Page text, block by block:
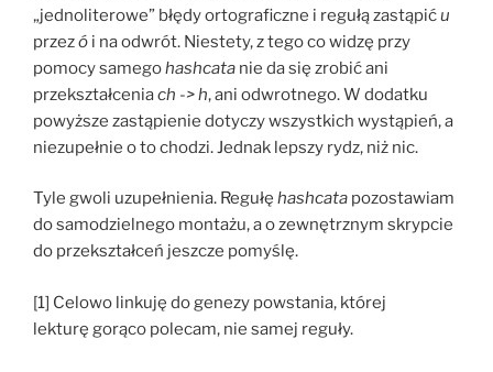
„jednoliterowe” błędy ortograficzne i regułą zastąpiću
przezó i na odwrót. Niestety, z tego co widzę przy
pomocy samegohashcata nie da się zrobić ani
przekształceniach -> h, ani odwrotnego. W dodatku
powyższe zastąpienie dotyczy wszystkich wystąpień, a
niezupełnie o to chodzi. Jednak lepszy rydz, niż nic.
Tyle gwoli uzupełnienia. Regułę hashcata pozostawiam
do samodzielnego montażu, a o zewnętrznym skrypcie
do przekształceń jeszcze pomyślę.
[1] Celowo linkuję do genezy powstania, której
lekturę gorąco polecam, nie samej reguły.